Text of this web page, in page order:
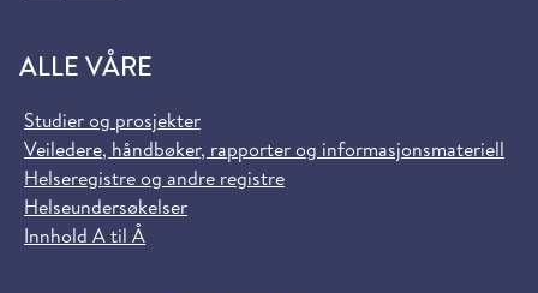
ALLE VÅRE
Studier og prosjekter
Veiledere, håndbøker, rapporter og informasjonsmateriell
Helseregistre og andre registre
Helseundersøkelser
Innhold A til Å